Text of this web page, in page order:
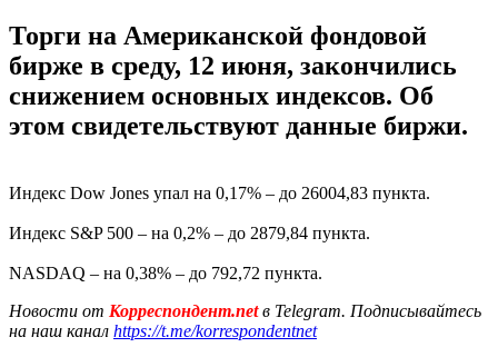
Торги на Американской фондовой
бирже в среду, 12 июня, закончились
снижением основных индексов. Об
этом свидетельствуют данные биржи.
Индекс Dow Jones упал на 0,17% – до 26004,83 пункта.
Индекс S&P 500 – на 0,2% – до 2879,84 пункта.
NASDAQ – на 0,38% – до 792,72 пункта.
Новости от Корреспондент.netв Telegram. Подписывайтесь
на наш канал https://t.me/korrespondentnet